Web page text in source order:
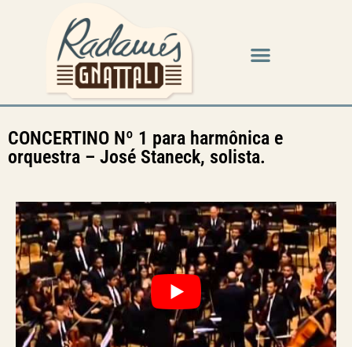
CONCERTINO Nº 1 para harmônica e
orquestra – José Staneck, solista.